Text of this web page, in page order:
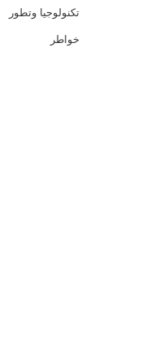
تكنولوجيا وتطور
خواطر